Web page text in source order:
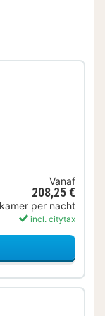
Vanaf
208,25 €
per nacht
incl. citytax
van de